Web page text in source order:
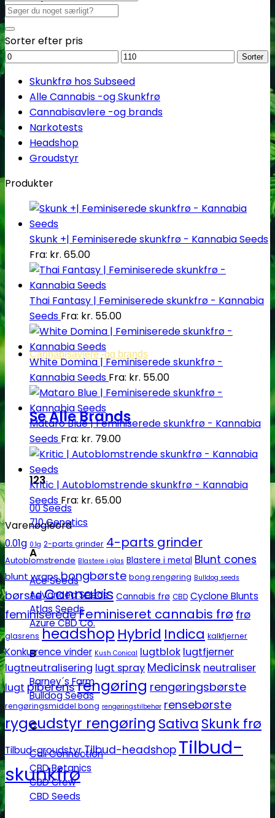
Billige CBD frø
Cannabisavlere -og brands
Se Alle Brands
123
00 Seeds
710 Genetics
A
Ace Seeds
Advanced Seeds
Atlas Seeds
Azure CBD Co.
B
Barney´s Farm
Bulldog Seeds
C
Cali Connection
CBD Botanics
CBD Crew
CBD Seeds
Søg
efter:
Sorter efter pris
Mindstepris
Maks.
Sorter
Skunkfrø hos Subseed
Alle Cannabis -og Skunkfrø
Cannabisavlere -og brands
Narkotests
Headshop
Groudstyr
Produkter
Skunk +| Feminiserede skunkfrø - Kannabia Seeds
Fra: kr. 65.00
Thai Fantasy | Feminiserede skunkfrø - Kannabia
Seeds Fra: kr. 55.00
White Domina | Feminiserede skunkfrø -
Kannabia Seeds Fra: kr. 55.00
Mataro Blue | Feminiserede skunkfrø - Kannabia
Seeds Fra: kr. 79.00
Kritic | Autoblomstrende skunkfrø - Kannabia
Seeds Fra: kr. 65.00
Varenøgleord
0.01g 0.1g 2-parts grinder 4-parts grinder
Autoblomstrende Blastere i glas Blastere i metal Blunt cones
blunt wraps bongbørste bong rengøring Bulldog seeds
børsteCannabis Cannabis frø CBD Cyclone Blunts
feminiseredeFeminiseret cannabis frø frø
glasrens headshop Hybrid Indica kalkfjerner
Konkurrence vinder Kush Conical lugtblok lugtfjerner
lugtneutralisering lugt spray Medicinsk neutraliser
lugt piberensrengøring rengøringsbørste
rengøringsmiddel bong rengøringstilbehør rensebørste
rygeudstyr rengøring Sativa Skunk frø
Tilbud-groudstyrTilbud-headshop Tilbud-
skunkfrø